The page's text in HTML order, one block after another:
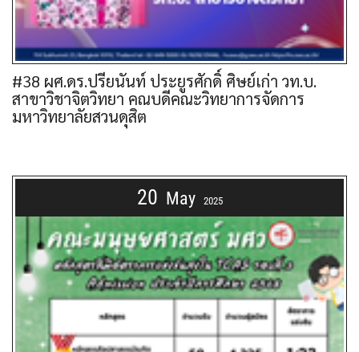
#38 ผศ.ดร.ปรียนันท์ ประยูรศักดิ์ ศิษย์เก่า วท.บ.
สาขาวิชาจิตวิทยา คณบดีคณะวิทยาการจัดการ
มหาวิทยาลัยสวนดุสิต
20 May 2025